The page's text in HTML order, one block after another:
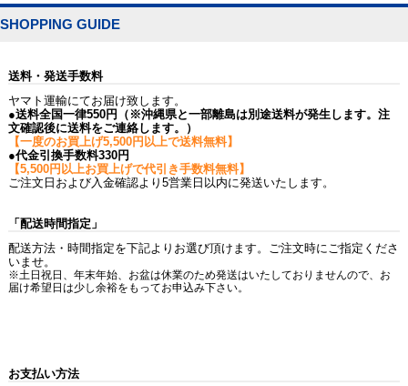
SHOPPING GUIDE
送料・発送手数料
ヤマト運輸にてお届け致します。
●送料全国一律550円（※沖縄県と一部離島は別途送料が発生します。注
文確認後に送料をご連絡します。）
【一度のお買上げ5,500円以上で送料無料】
●代金引換手数料330円
【5,500円以上お買上げで代引き手数料無料】
ご注文日および入金確認より5営業日以内に発送いたします。
「配送時間指定」
配送方法・時間指定を下記よりお選び頂けます。ご注文時にご指定くださ
いませ。
※土日祝日、年末年始、お盆は休業のため発送はいたしておりませんので、お
届け希望日は少し余裕をもってお申込み下さい。
お支払い方法